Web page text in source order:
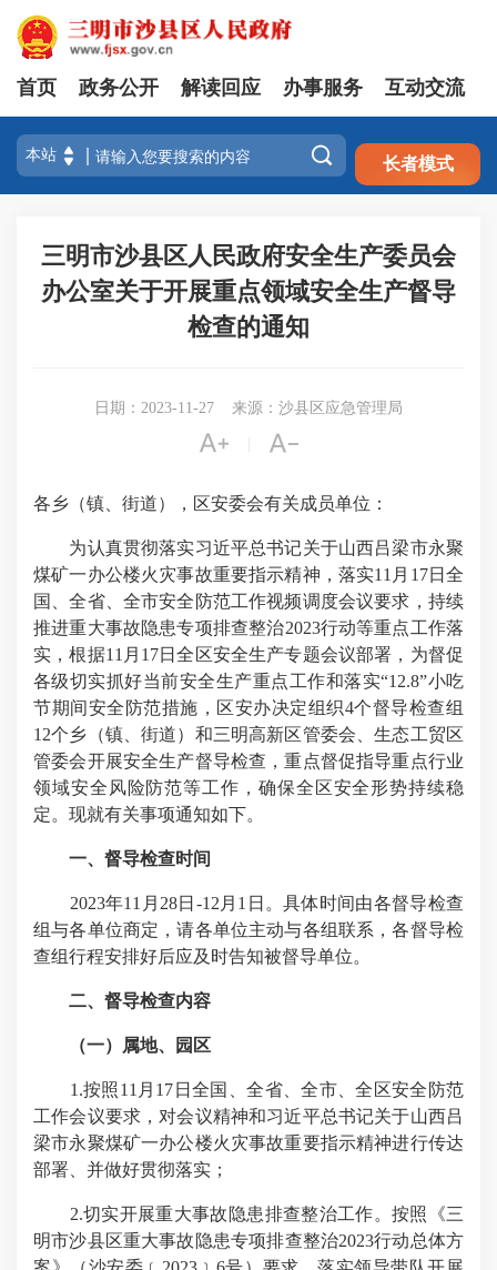
注册 登录
首页 政务公开 解读回应 办事服务 互动交流
 长者模式
三明市沙县区人民政府安全生产委员会
办公室关于开展重点领域安全生产督导
检查的通知
日期：2023-11-27 来源：沙县区应急管理局
 
各乡（镇、街道），区安委会有关成员单位：
为认真贯彻落实习近平总书记关于山西吕梁市永聚
煤矿一办公楼火灾事故重要指示精神，落实11月17日全
国、全省、全市安全防范工作视频调度会议要求，持续
推进重大事故隐患专项排查整治2023行动等重点工作落
实，根据11月17日全区安全生产专题会议部署，为督促
各级切实抓好当前安全生产重点工作和落实“12.8”小吃
节期间安全防范措施，区安办决定组织4个督导检查组
12个乡（镇、街道）和三明高新区管委会、生态工贸区
管委会开展安全生产督导检查，重点督促指导重点行业
领域安全风险防范等工作，确保全区安全形势持续稳
定。现就有关事项通知如下。
一、督导检查时间
2023年11月28日-12月1日。具体时间由各督导检查
组与各单位商定，请各单位主动与各组联系，各督导检
查组行程安排好后应及时告知被督导单位。
二、督导检查内容
（一）属地、园区
1.按照11月17日全国、全省、全市、全区安全防范
工作会议要求，对会议精神和习近平总书记关于山西吕
梁市永聚煤矿一办公楼火灾事故重要指示精神进行传达
部署、并做好贯彻落实；
2.切实开展重大事故隐患排查整治工作。按照《三
明市沙县区重大事故隐患专项排查整治2023行动总体方